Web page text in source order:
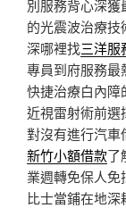
別服務背心深
的光震波治療
深哪裡找三洋服
專員到府服務最
快捷治療白內障
近視雷射術前選
對沒有進行汽車
新竹小額借款了
業週轉免保人免
比士當鋪在地